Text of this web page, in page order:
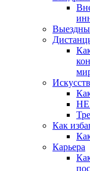
НЕ
Как
Карьера